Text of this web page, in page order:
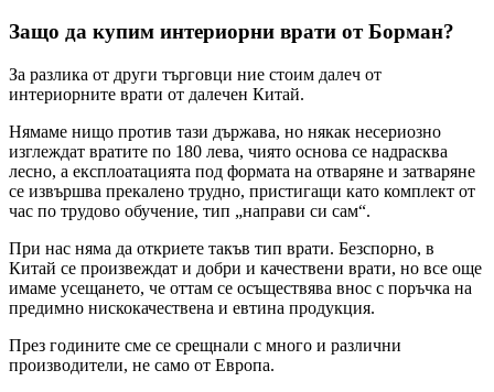
Защо да купим интериорни врати от Борман?
За разлика от други търговци ние стоим далеч от
интериорните врати от далечен Китай.
Нямаме нищо против тази държава, но някак несериозно
изглеждат вратите по 180 лева, чиято основа се надрасква
лесно, а експлоатацията под формата на отваряне и затваряне
се извършва прекалено трудно, пристигащи като комплект от
час по трудово обучение, тип „направи си сам“.
При нас няма да откриете такъв тип врати. Безспорно, в
Китай се произвеждат и добри и качествени врати, но все още
имаме усещането, че оттам се осъществява внос с поръчка на
предимно нискокачествена и евтина продукция.
През годините сме се срещнали с много и различни
производители, не само от Европа.